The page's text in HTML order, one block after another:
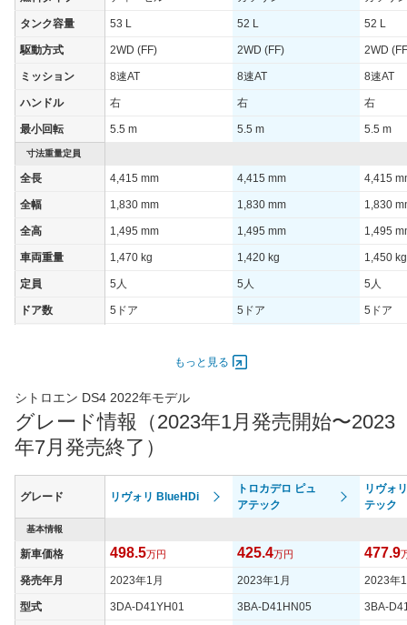
WLTCモード(高
19.9km/L
装備オプション
タンク容量 53 L 52 L 52 L
駆動方式 2WD (FF) 2WD (FF) 2WD
ミッション 8速AT 8速AT 8速AT
ハンドル 右 右 右
最小回転 5.5 m 5.5 m 5.5 m
寸法重量定員
全長 4,415 mm 4,415 mm 4,415
全幅 1,830 mm 1,830 mm 1,830
全高 1,495 mm 1,495 mm 1,495
車両重量 1,470 kg 1,420 kg 1,450 kg
定員 5人 5人 5人
ドア数 5ドア 5ドア 5ドア
最高出力 96.00 [130]/ 3,750
最高トルク 300 [30.6]/ 1,750 230 [23.5]/ 1,750 230
過給機 TB
タイヤ
タイヤサイズ
(前)
205/55R19 205/
タイヤサイズ
(後)
205/55R19 205/55R19 205/
燃費
WLTCモード 21.2km/L 17.7km/L 17.7km/
もっと見る
シトロエン DS4 2022年モデル
グレード情報（2023年1月発売開始〜2023
年7月発売終了）
グレード リヴォリ BlueHDi
トロカデロ ピュ
アテック
リヴォ
テック
基本情報
新車価格 498.5万円 425.4万円 477.9
発売年月 2023年1月 2023年1月 2023年
型式 3DA-D41YH01 3BA-D41HN05 3BA-